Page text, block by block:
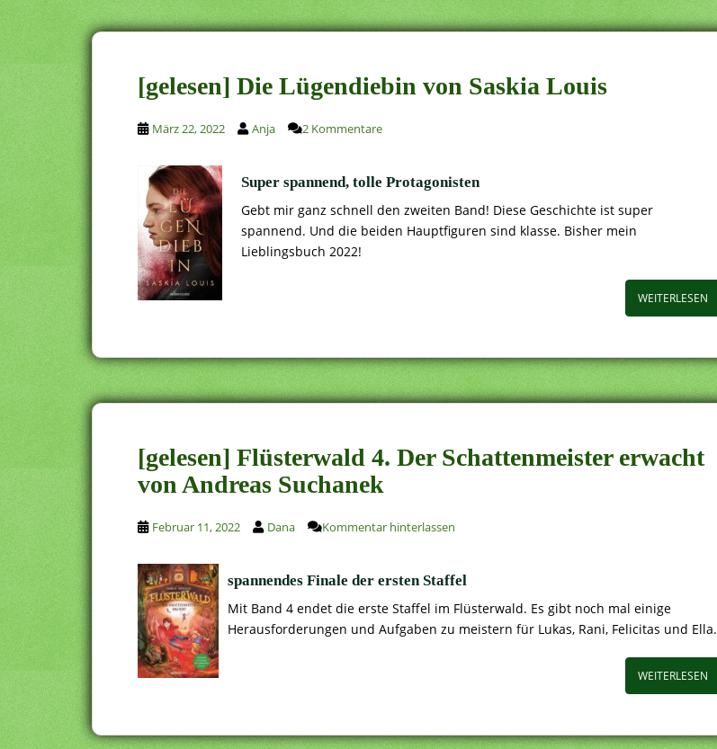
[gelesen] Die Lügendiebin von Saskia Louis
März 22, 2022 Anja 2 Kommentare
Super spannend, tolle Protagonisten
Gebt mir ganz schnell den zweiten Band! Diese Geschichte ist super
spannend. Und die beiden Hauptfiguren sind klasse. Bisher mein
Lieblingsbuch 2022!
WEITERLESEN
[gelesen] Flüsterwald 4. Der Schattenmeister erwacht
von Andreas Suchanek
Februar 11, 2022 Dana Kommentar hinterlassen
spannendes Finale der ersten Staffel
Mit Band 4 endet die erste Staffel im Flüsterwald. Es gibt noch mal einige
Herausforderungen und Aufgaben zu meistern für Lukas, Rani, Felicitas und Ella.
WEITERLESEN